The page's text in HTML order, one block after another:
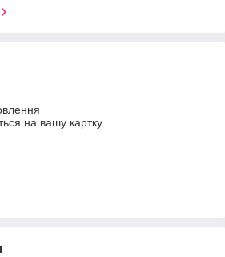
на вашу картку